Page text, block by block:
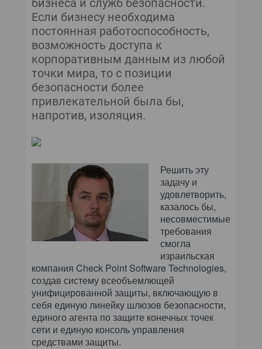
бизнеса и служб безопасности.
Если бизнесу необходима
постоянная работоспособность,
возможность доступа к
корпоративным данным из любой
точки мира, то с позиции
безопасности более
привлекательной была бы,
напротив, изоляция.
Решить эту
задачу и
удовлетворить,
казалось бы,
несовместимые
требования
смогла
израильская
компания Check Point Software Technologies,
создав систему всеобъемлющей
унифицированной защиты, включающую в
себя единую линейку шлюзов безопасности,
единого агента по защите конечных точек
сети и единую консоль управления
средствами защиты.